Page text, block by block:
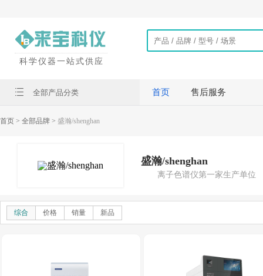
科学仪器一站式供应
全部产品分类 首页 售后服务
首页 > 全部品牌 > 盛瀚/shenghan
盛瀚/shenghan
离子色谱仪第一家生产单位
综合 价格 销量 新品